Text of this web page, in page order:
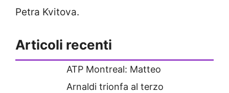
Petra Kvitova.
Articoli recenti
ATP Montreal: Matteo
Arnaldi trionfa al terzo